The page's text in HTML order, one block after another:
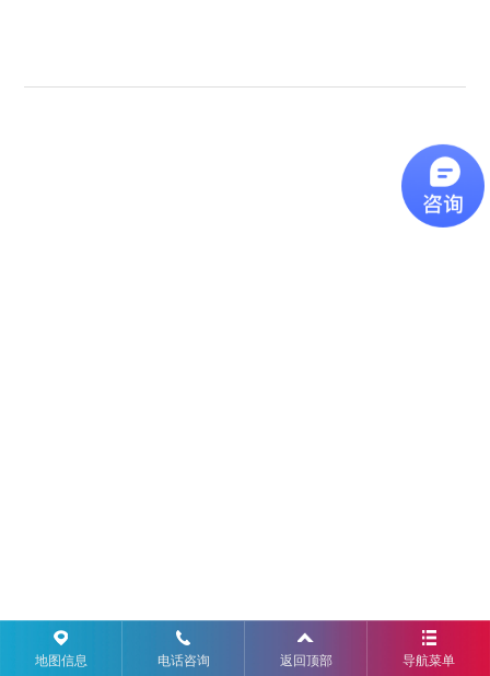
地图信息 电话咨询 返回顶部 导航菜单